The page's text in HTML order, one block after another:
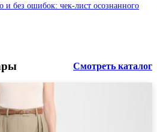
и без ошибок: чек-лист осознанного
Смотреть каталог